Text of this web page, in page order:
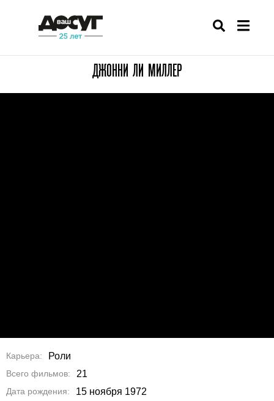
ДЖОННИ ЛИ МИЛЛЕР
Карьера Роли
Всего фильмов 21
Дата рождения 15 ноября 1972